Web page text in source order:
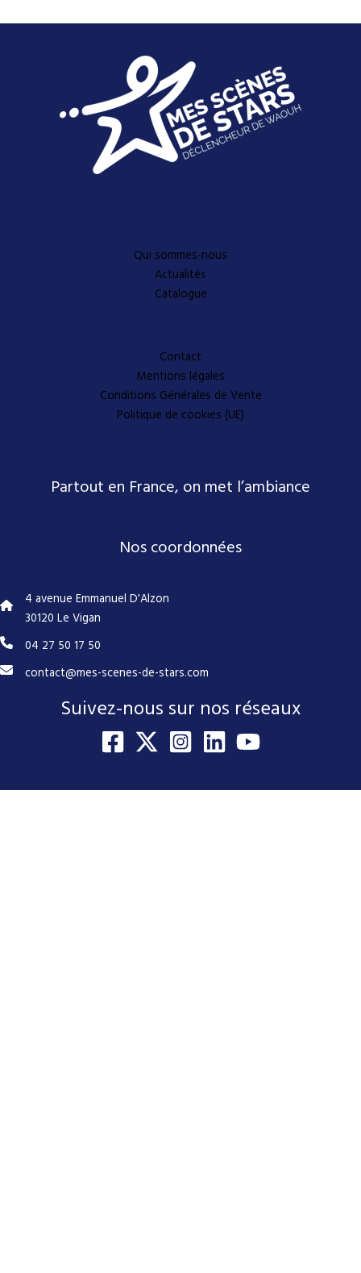
Qui sommes-nous
Actualités
Catalogue
Contact
Mentions légales
Conditions Générales de Vente
Politique de cookies (UE)
Partout en France, on met l’ambiance
Nos coordonnées
4 avenue Emmanuel D'Alzon
30120 Le Vigan
04 27 50 17 50
contact@mes-scenes-de-stars.com
Suivez-nous sur nos réseaux